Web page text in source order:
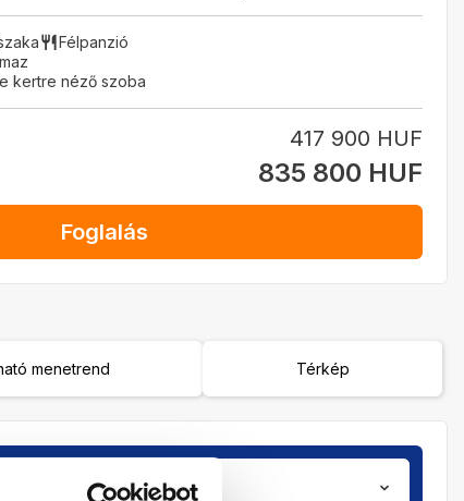
Félpanzió
kertre néző szoba
417 900 HUF
835 800 HUF
Foglalás
menetrend Térkép
2 / 0